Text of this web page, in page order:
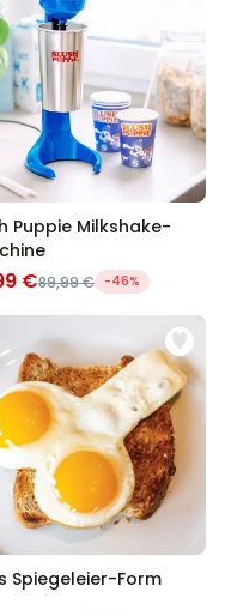
Puppie Milkshake-
€89,99 € -46%
Spiegeleier-Form